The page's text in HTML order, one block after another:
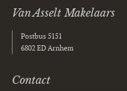
Van Asselt Makelaars
Postbus 5151
6802 ED Arnhem
Contact